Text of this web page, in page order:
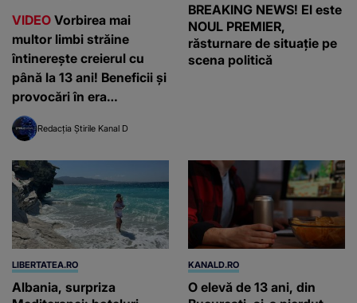
VIDEO Vorbirea mai
multor limbi străine
întinerește creierul cu
până la 13 ani! Beneficii și
provocări în era
inteligenței artificiale
Redacția Știrile Kanal D
BREAKING NEWS! El este
NOUL PREMIER,
răsturnare de situație pe
scena politică
LIBERTATEA.RO
Albania, surpriza
KANALD.RO
O elevă de 13 ani, din